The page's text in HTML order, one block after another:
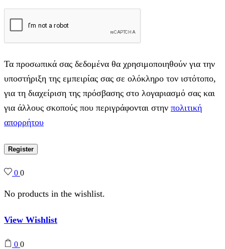
Τα προσωπικά σας δεδομένα θα χρησιμοποιηθούν για την
υποστήριξη της εμπειρίας σας σε ολόκληρο τον ιστότοπο,
για τη διαχείριση της πρόσβασης στο λογαριασμό σας και
για άλλους σκοπούς που περιγράφονται στην πολιτική
απορρήτου
Register
0 0
No products in the wishlist.
View Wishlist
0 0